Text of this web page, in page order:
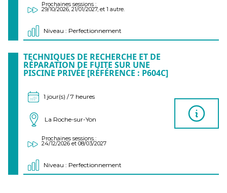
Prochaines sessions :
29/10/2026, 21/01/2027, et 1 autre.
Niveau : Perfectionnement
TECHNIQUES DE RECHERCHE ET DE
RÉPARATION DE FUITE SUR UNE
PISCINE PRIVÉE [RÉFÉRENCE : P604C]
1 jour(s) / 7 heures
La Roche-sur-Yon
Prochaines sessions :
24/12/2026 et 08/03/2027
Niveau : Perfectionnement